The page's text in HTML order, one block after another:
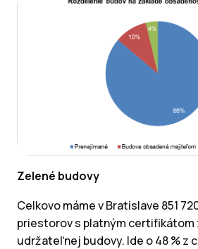
Zelené budovy
Celkovo máme v Bratislave 851
priestorov s platným
udržateľnej budovy. Ide o 48 % z